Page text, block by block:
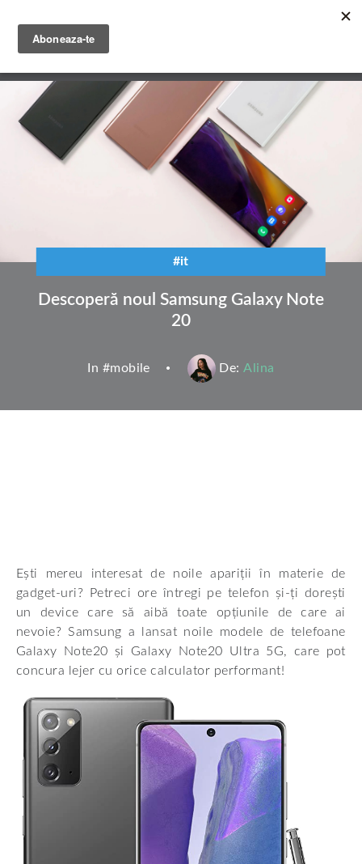
conţinutul
principal
#it
Descoperă noul Samsung Galaxy Note
20
In #mobile De: Alina
Ești mereu interesat de noile apariții în materie de
gadget-uri? Petreci ore întregi pe telefon și-ți dorești
un device care să aibă toate opțiunile de care ai
nevoie? Samsung a lansat noile modele de telefoane
Galaxy Note20 și Galaxy Note20 Ultra 5G, care pot
concura lejer cu orice calculator performant!